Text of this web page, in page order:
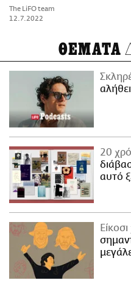
The LiFO team
12.7.2022
ΘΕΜΑΤΑ
20
αυτό